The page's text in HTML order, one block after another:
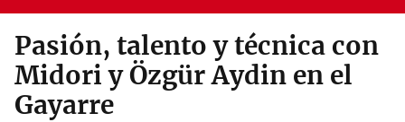
Pasión, talento y técnica con
Midori y Özgür Aydin en el
Gayarre